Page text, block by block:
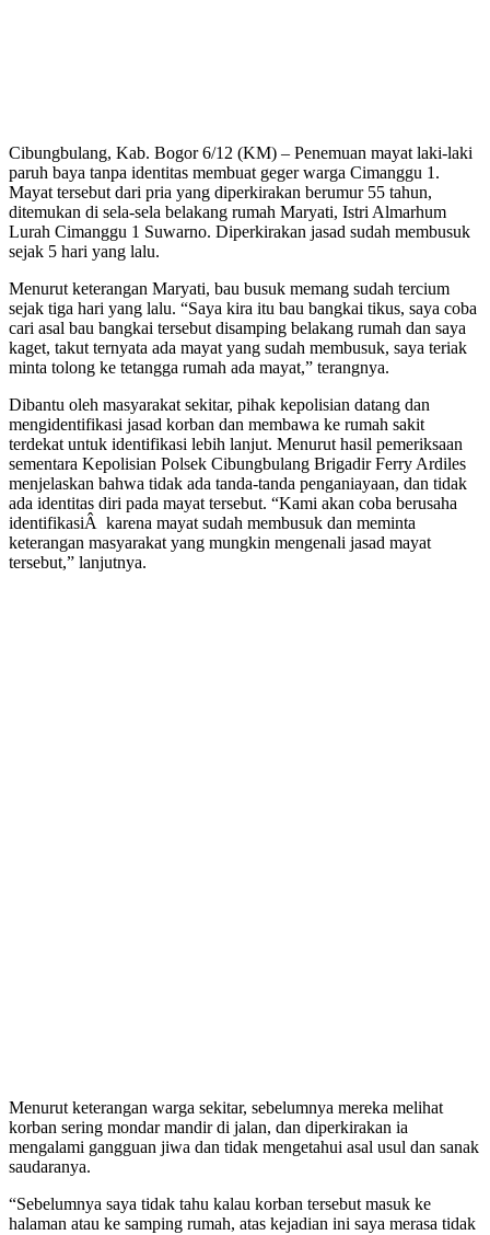
Cibungbulang, Kab. Bogor 6/12 (KM) – Penemuan mayat laki-laki
paruh baya tanpa identitas membuat geger warga Cimanggu 1.
Mayat tersebut dari pria yang diperkirakan berumur 55 tahun,
ditemukan di sela-sela belakang rumah Maryati, Istri Almarhum
Lurah Cimanggu 1 Suwarno. Diperkirakan jasad sudah membusuk
sejak 5 hari yang lalu.
Menurut keterangan Maryati, bau busuk memang sudah tercium
sejak tiga hari yang lalu. “Saya kira itu bau bangkai tikus, saya coba
cari asal bau bangkai tersebut disamping belakang rumah dan saya
kaget, takut ternyata ada mayat yang sudah membusuk, saya teriak
minta tolong ke tetangga rumah ada mayat,” terangnya.
Dibantu oleh masyarakat sekitar, pihak kepolisian datang dan
mengidentifikasi jasad korban dan membawa ke rumah sakit
terdekat untuk identifikasi lebih lanjut. Menurut hasil pemeriksaan
sementara Kepolisian Polsek Cibungbulang Brigadir Ferry Ardiles
menjelaskan bahwa tidak ada tanda-tanda penganiayaan, dan tidak
ada identitas diri pada mayat tersebut. “Kami akan coba berusaha
identifikasiÂ karena mayat sudah membusuk dan meminta
keterangan masyarakat yang mungkin mengenali jasad mayat
tersebut,” lanjutnya.
Menurut keterangan warga sekitar, sebelumnya mereka melihat
korban sering mondar mandir di jalan, dan diperkirakan ia
mengalami gangguan jiwa dan tidak mengetahui asal usul dan sanak
saudaranya.
“Sebelumnya saya tidak tahu kalau korban tersebut masuk ke
halaman atau ke samping rumah, atas kejadian ini saya merasa tidak